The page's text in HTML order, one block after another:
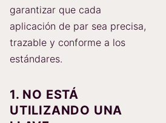
garantizar que cada
aplicación de par sea precisa,
trazable y conforme a los
estándares.
1. NO ESTÁ
UTILIZANDO UNA